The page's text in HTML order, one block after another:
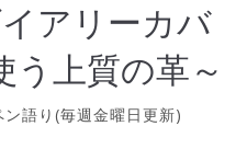
アリーカバ
う上質の革～
ン語り(毎週金曜日更新)